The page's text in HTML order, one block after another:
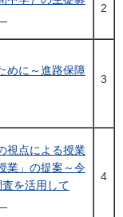
2
めに～進路保障
3
視点による授業
業」の提案～令
を活用して
4